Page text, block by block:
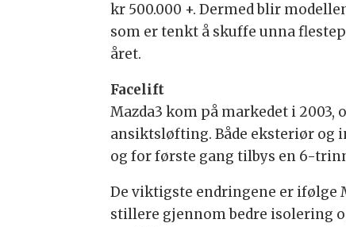
kr 500.000 +. Dermed blir
som er tenkt å skuffe unna
året.
Facelift
Mazda3 kom på markedet i
ansiktsløfting. Både eksteriør og
og for første gang tilbys en 6-
De viktigste endringene er ifølge
stillere gjennom bedre isolering